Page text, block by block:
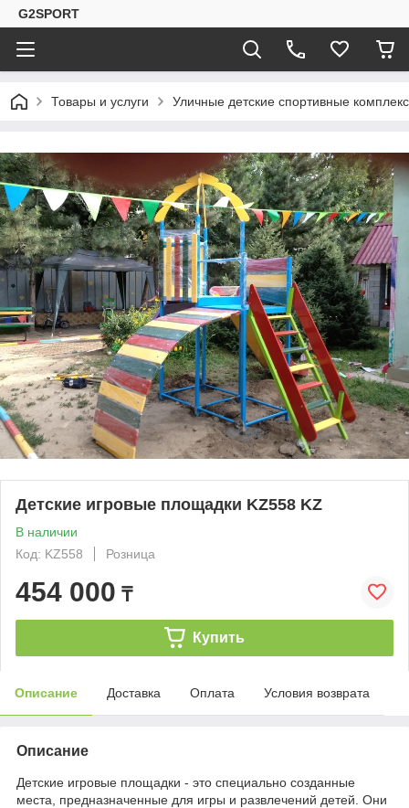
G2SPORT
Товары и услуги Уличные детские спортивные
Детские игровые площадки KZ558 KZ
В наличии
Код: KZ558
Розница
454 000 ₸
Купить
Описание Доставка Оплата Условия возврата
Описание
Детские игровые площадки - это специально созданные
места, предназначенные для игры и развлечений детей. Они